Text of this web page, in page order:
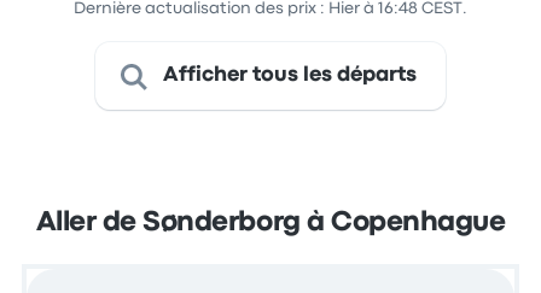
Dernière actualisation des prix : Hier à 16:48 CEST.
Afficher tous les départs
Aller de Sønderborg à Copenhague